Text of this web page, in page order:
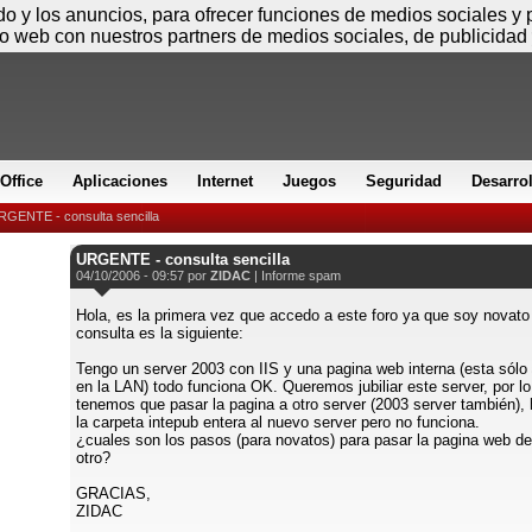
Office Aplicaciones Internet Juegos Seguridad
- consulta sencilla
URGENTE - consulta sencilla
04/10/2006 - 09:57 por ZIDAC | Informe spam
Hola, es la primera vez que accedo a este foro ya que soy
consulta es la siguiente:
Tengo un server 2003 con IIS y una pagina web interna (esta
en la LAN) todo funciona OK. Queremos jubiliar este server, por
tenemos que pasar la pagina a otro server (2003 server también),
la carpeta intepub entera al nuevo server pero no funciona.
¿cuales son los pasos (para novatos) para pasar la pagina web
otro?
GRACIAS,
ZIDAC
y los anuncios, para ofrecer funciones de medios sociales
web con nuestros partners de medios sociales, de